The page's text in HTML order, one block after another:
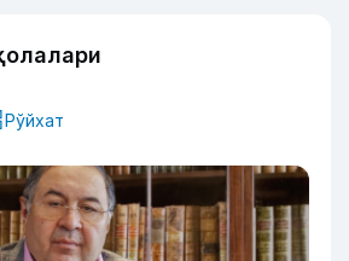
Рўйхат